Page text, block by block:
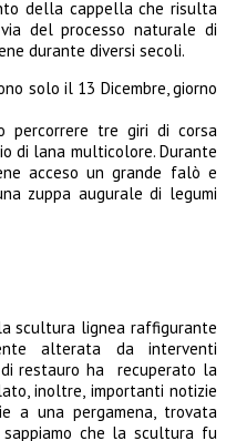
della cappella che risulta
del processo naturale di
durante diversi secoli.
solo il 13 Dicembre, giorno
percorrere tre giri di corsa
di lana multicolore. Durante
acceso un grande falò e
zuppa augurale di legumi
scultura lignea raffigurante
alterata da interventi
restauro ha recuperato la
inoltre, importanti notizie
a una pergamena, trovata
che la scultura fu